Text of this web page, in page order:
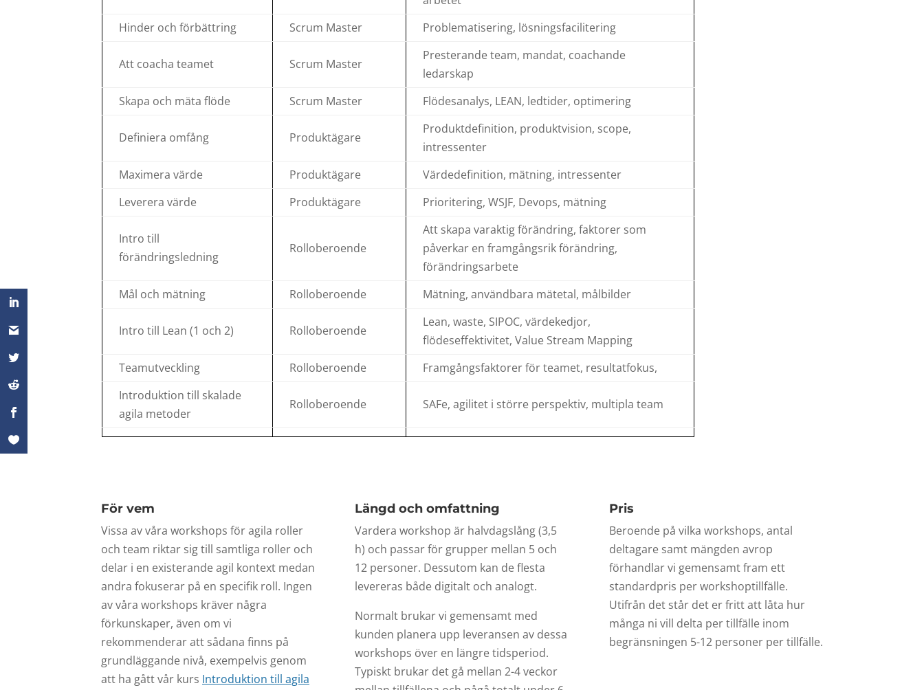
Hinder och förbättring
Scrum Master Problematisering, lösningsfacilitering
Att coacha teamet Scrum Master
Presterande team, mandat, coachande
ledarskap
Skapa och mäta flöde
Scrum Master Flödesanalys, LEAN, ledtider, optimering
Definiera omfång Produktägare
Produktdefinition, produktvision, scope,
intressenter
Maximera värde
Produktägare
Värdedefinition, mätning, intressenter
Leverera värde
Produktägare Prioritering, WSJF, Devops, mätning
Intro till
förändringsledning
Rolloberoende
Att skapa varaktig förändring, faktorer som
påverkar en framgångsrik förändring,
förändringsarbete
Mål och mätning
Rolloberoende Mätning, användbara mätetal, målbilder
Intro till Lean (1 och 2) Rolloberoende
Lean, waste, SIPOC, värdekedjor,
flödeseffektivitet, Value Stream Mapping
Teamutveckling
Rolloberoende
Framgångsfaktorer för teamet, resultatfokus,
Introduktion till skalade
agila metoder
Rolloberoende SAFe, agilitet i större perspektiv, multipla team
För vem
Vissa av våra workshops för agila roller
och team riktar sig till samtliga roller och
delar i en existerande agil kontext medan
andra fokuserar på en specifik roll. Ingen
av våra workshops kräver några
förkunskaper, även om vi
rekommenderar att sådana finns på
grundläggande nivå, exempelvis genom
att ha gått vår kurs Introduktion till agila
Längd och omfattning
Vardera workshop är halvdagslång (3,5
h) och passar för grupper mellan 5 och
12 personer. Dessutom kan de flesta
levereras både digitalt och analogt.
Normalt brukar vi gemensamt med
kunden planera upp leveransen av dessa
workshops över en längre tidsperiod.
Typiskt brukar det gå mellan 2-4 veckor
Pris
Beroende på vilka workshops, antal
deltagare samt mängden avrop
förhandlar vi gemensamt fram ett
standardpris per workshoptillfälle.
Utifrån det står det er fritt att låta hur
många ni vill delta per tillfälle inom
begränsningen 5-12 personer per tillfälle.